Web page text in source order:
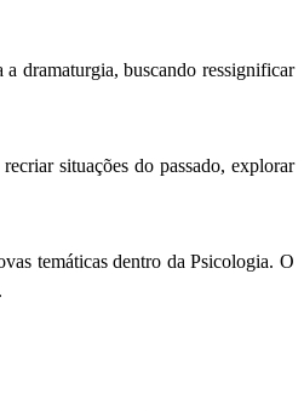
dramaturgia, buscando ressignificar
situações do passado, explorar
temáticas dentro da Psicologia. O